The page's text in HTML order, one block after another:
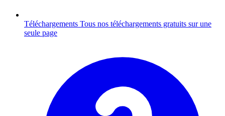
Téléchargements Tous nos téléchargements gratuits sur une
seule page